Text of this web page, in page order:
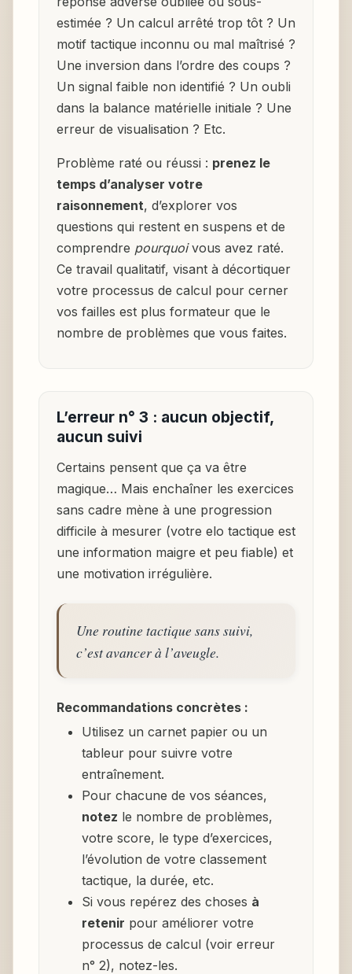
estimée ? Un calcul arrêté trop tôt ? Un
motif tactique inconnu ou mal maîtrisé ?
Une inversion dans l’ordre des coups ?
Un signal faible non identifié ? Un oubli
dans la balance matérielle initiale ? Une
erreur de visualisation ? Etc.
Problème raté ou réussi : prenez le
temps d’analyser votre
raisonnement, d’explorer vos
questions qui restent en suspens et de
comprendre pourquoivous avez raté.
Ce travail qualitatif, visant à décortiquer
votre processus de calcul pour cerner
vos failles est plus formateur que le
nombre de problèmes que vous faites.
L’erreur n° 3 : aucun objectif,
aucun suivi
Certains pensent que ça va être
magique… Mais enchaîner les exercices
sans cadre mène à une progression
difficile à mesurer (votre elo tactique est
une information maigre et peu fiable) et
une motivation irrégulière.
Une routine tactique sans suivi,
c’est avancer à l’aveugle.
Recommandations concrètes :
Utilisez un carnet papier ou un
tableur pour suivre votre
entraînement.
Pour chacune de vos séances,
notez le nombre de problèmes,
votre score, le type d’exercices,
l’évolution de votre classement
tactique, la durée, etc.
Si vous repérez des choses à
retenir pour améliorer votre
processus de calcul (voir erreur
n° 2), notez-les.